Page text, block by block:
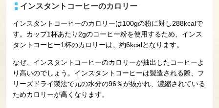
インスタントコーヒーのカロリー
インスタントコーヒーのカロリーは100gの粉に対し288kcalで
す。カップ1杯あたり2gのコーヒー粉を使用するため、インス
タントコーヒー1杯のカロリーは、約6kcalとなります。
なぜ、インスタントコーヒーのカロリーが抽出したコーヒーよ
り高いのでしょう。インスタントコーヒーは製造される際、フ
リーズドライ製法で元の水分の96％が抜かれ、濃縮されている
ためカロリーが高くなります。